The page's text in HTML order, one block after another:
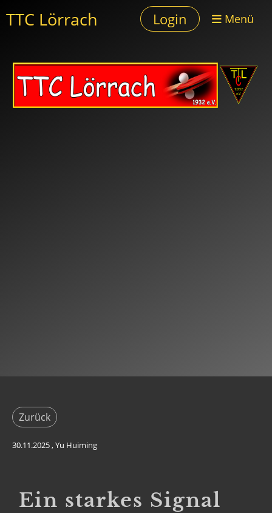
TTC Lörrach Login Menü
Zurück
30.11.2025 , Yu Huiming
Ein starkes Signal